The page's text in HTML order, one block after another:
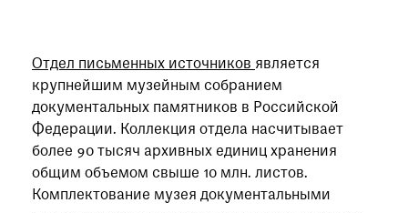
Опрос о качестве работы музея
Просим вас пройти опрос
о качестве работы музея. Ваше
мнение поможет нам стать лучше!
Пройти опрос
Отдел письменных источников является
крупнейшим музейным собранием
документальных памятников в Российской
Федерации. Коллекция отдела насчитывает
более 90 тысяч архивных единиц хранения
общим объемом свыше 10 млн. листов.
Комплектование музея документальными